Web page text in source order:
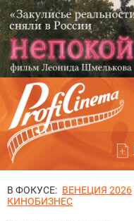
В ФОКУСЕ: ВЕНЕЦИЯ 2026
КИНОБИЗНЕС